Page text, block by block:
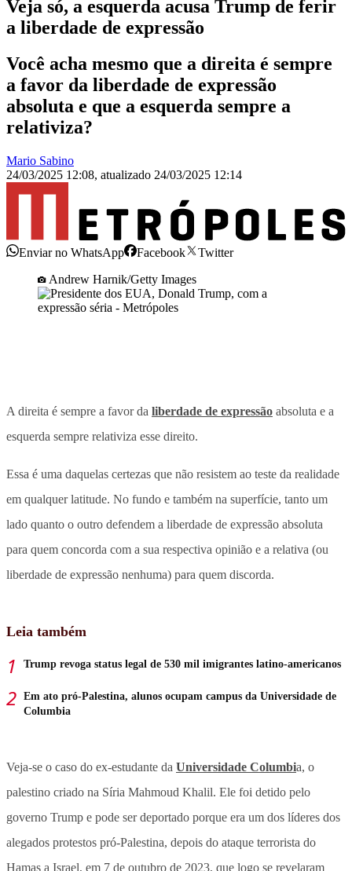
Veja só, a esquerda acusa Trump de ferir
a liberdade de expressão
Você acha mesmo que a direita é sempre
a favor da liberdade de expressão
absoluta e que a esquerda sempre a
relativiza?
Mario Sabino
24/03/2025 12:08, atualizado 24/03/2025 12:14
Enviar no WhatsApp Facebook
Twitter
Andrew Harnik/Getty Images
A direita é sempre a favor da liberdade de expressão absoluta e a
esquerda sempre relativiza esse direito.
Essa é uma daquelas certezas que não resistem ao teste da realidade
em qualquer latitude. No fundo e também na superfície, tanto um
lado quanto o outro defendem a liberdade de expressão absoluta
para quem concorda com a sua respectiva opinião e a relativa (ou
liberdade de expressão nenhuma) para quem discorda.
Leia também
Trump revoga status legal de 530 mil imigrantes latino-americanos
Em ato pró-Palestina, alunos ocupam campus da Universidade de
Columbia
Veja-se o caso do ex-estudante da Universidade Columbia, o
palestino criado na Síria Mahmoud Khalil. Ele foi detido pelo
governo Trump e pode ser deportado porque era um dos líderes dos
alegados protestos pró-Palestina, depois do ataque terrorista do
Hamas a Israel, em 7 de outubro de 2023, que logo se revelaram